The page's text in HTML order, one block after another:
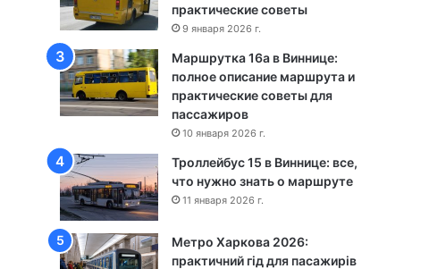
Ч
е
р
к
а
с
практические советы
9 января 2026 г.
Маршрутка 16а в Виннице:
полное описание маршрута и
практические советы для
пассажиров
10 января 2026 г.
Троллейбус 15 в Виннице: все,
что нужно знать о маршруте
11 января 2026 г.
Метро Харкова 2026:
практичний гід для пасажирів